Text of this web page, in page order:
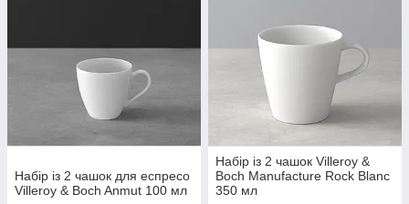
Набір із 2 чашок для еспресо
Villeroy & Boch Anmut 100 мл
Набір із 2 чашок Villeroy &
Boch Manufacture Rock Blanc
350 мл